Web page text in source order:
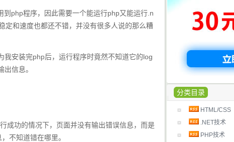
分类目录
HTML/CSS
.NET技术
PHP技术
php程序，因此需要一个能运行php又能运行.n
定和速度也都还不错，并没有很多人说的那么糟
安装完php后，运行程序时竟然不知道它的log
信息。
成功的情况下，页面并没有输出错误信息，而是
不知道错在哪里。